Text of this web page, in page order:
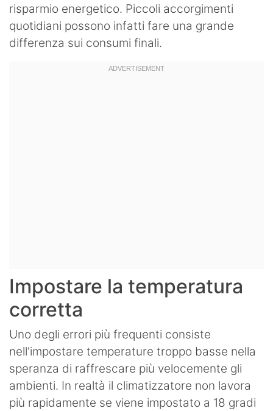
risparmio energetico. Piccoli accorgimenti
quotidiani possono infatti fare una grande
differenza sui consumi finali.
Impostare la temperatura
corretta
Uno degli errori più frequenti consiste
nell'impostare temperature troppo basse nella
speranza di raffrescare più velocemente gli
ambienti. In realtà il climatizzatore non lavora
più rapidamente se viene impostato a 18 gradi